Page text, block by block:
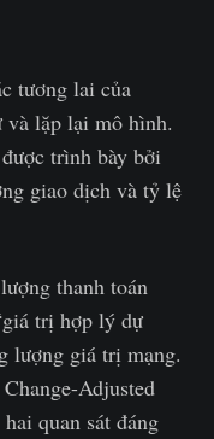
tương lai của
và lặp lại mô hình.
trình bày bởi
giao dịch và tỷ lệ
thanh toán
trị hợp lý dự
lượng giá trị mạng.
Adjusted
quan sát đáng